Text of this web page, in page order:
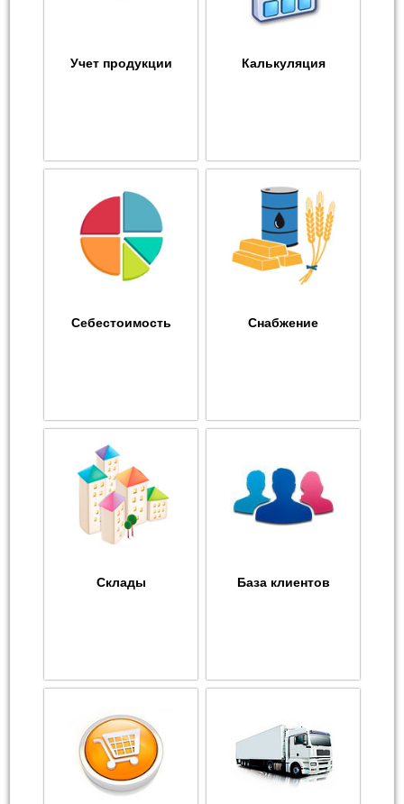
Учет продукции Калькуляция
Себестоимость Снабжение
Склады База клиентов